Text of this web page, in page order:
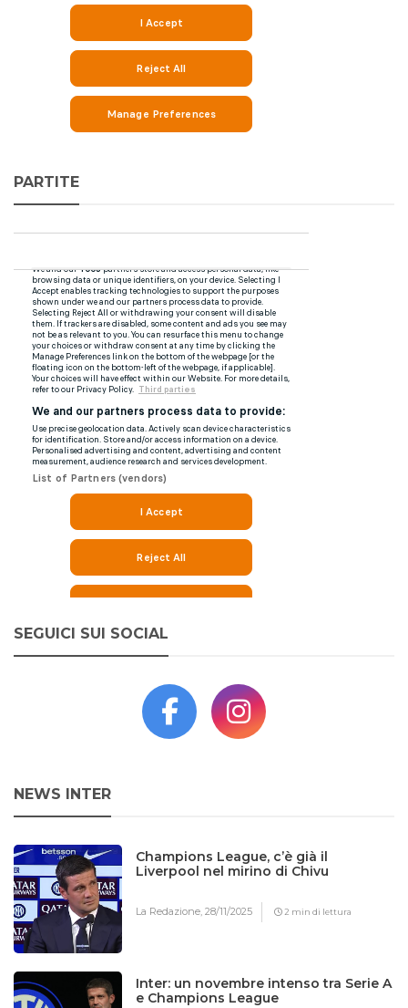
PARTITE
SEGUICI SUI SOCIAL
NEWS INTER
Champions League, c’è già il
Liverpool nel mirino di Chivu
La Redazione,28/11/2025 2 min di lettura
Inter: un novembre intenso tra Serie A
e Champions League